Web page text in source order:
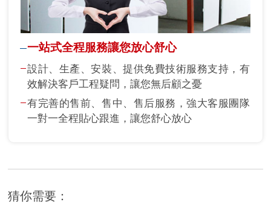
一站式全程服務讓您放心舒心
設計、生產、安裝、提供免費技術服務支持，有
效解決客戶工程疑問，讓您無后顧之憂
有完善的售前、售中、售后服務，強大客服團隊
一對一全程貼心跟進，讓您舒心放心
猜你需要：